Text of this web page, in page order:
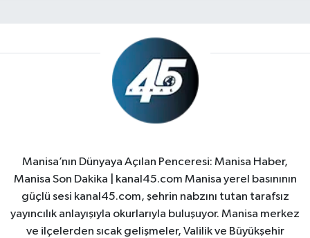
Manisa’nın Dünyaya Açılan Penceresi: Manisa Haber,
Manisa Son Dakika | kanal45.com Manisa yerel basınının
güçlü sesi kanal45.com, şehrin nabzını tutan tarafsız
yayıncılık anlayışıyla okurlarıyla buluşuyor. Manisa merkez
ve ilçelerden sıcak gelişmeler, Valilik ve Büyükşehir